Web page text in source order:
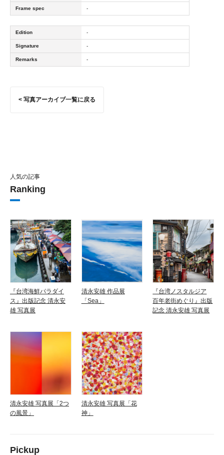
Frame spec -
Edition -
Signature -
Remarks -
< 写真アーカイブ一覧に戻る
人気の記事
Ranking
『台湾海鮮パラダイ
ス』出版記念 清永安
雄 写真展
清永安雄 作品展
「Sea」
『台湾ノスタルジア
百年老街めぐり』出版
記念 清永安雄 写真展
清永安雄 写真展「2つ
の風景」
清永安雄 写真展「花
神」
Pickup